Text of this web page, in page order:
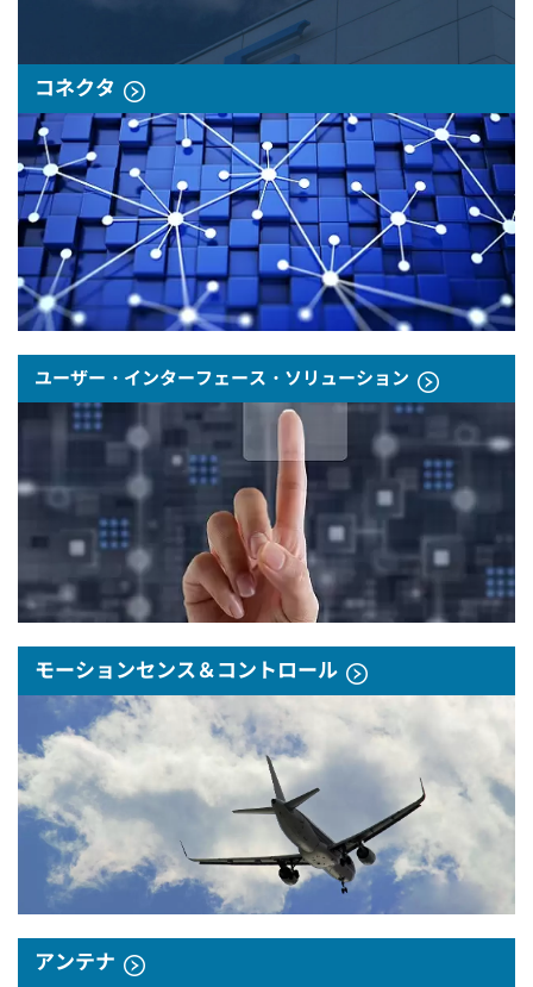
コネクタ
ユーザー・インターフェース・ソリューション
モーションセンス＆コントロール
アンテナ